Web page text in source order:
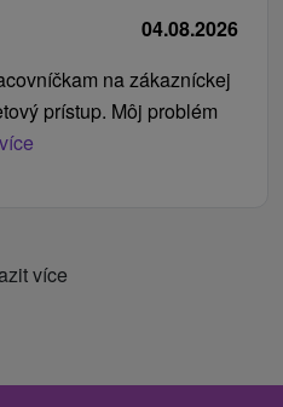
04.08.2026
na zákazníckej
prístup. Môj problém
více